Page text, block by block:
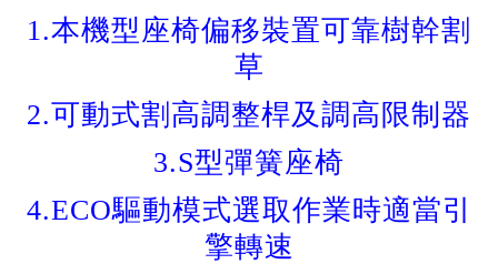
1.本機型座椅偏移裝置可靠樹幹割
草
2.可動式割高調整桿及調高限制器
3.S型彈簧座椅
4.ECO驅動模式選取作業時適當引
擎轉速